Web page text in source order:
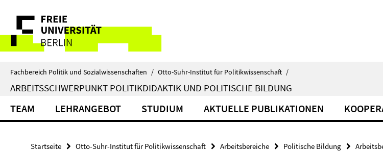
direkt
Inhalt
Service-
Navigation
Fachbereich Politik und Sozialwissenschaften / Otto-Suhr-Institut für Politikwissenschaft /
ARBEITSSCHWERPUNKT POLITIKDIDAKTIK UND POLITISCHE BILDUNG
TEAM LEHRANGEBOT STUDIUM AKTUELLE PUBLIKATIONEN
Startseite Otto-Suhr-Institut für Politikwissenschaft Arbeitsbereiche Politische Bildung